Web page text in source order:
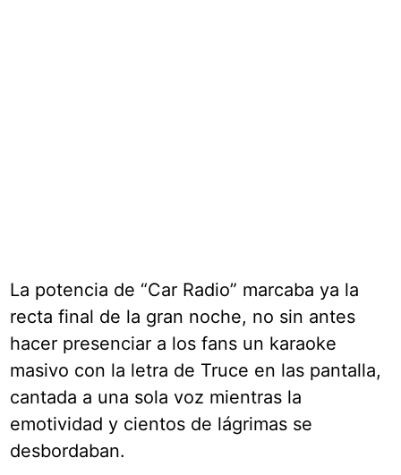
La potencia de “Car Radio” marcaba ya la
recta final de la gran noche, no sin antes
hacer presenciar a los fans un karaoke
masivo con la letra de Truce en las pantalla,
cantada a una sola voz mientras la
emotividad y cientos de lágrimas se
desbordaban.